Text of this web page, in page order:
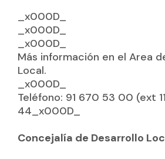
_x000D_
_x000D_
_x000D_
Más información en el Area
Local.
_x000D_
Teléfono: 91 670 53 00 (ext
44_x000D_
Concejalía de Desarrollo